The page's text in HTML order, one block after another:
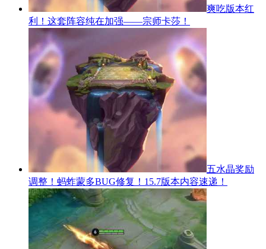
爽吃版本红
利！这套阵容纯在加强——宗师卡莎！
五水晶奖励
调整！蚂蚱蒙多BUG修复！15.7版本内容速递！